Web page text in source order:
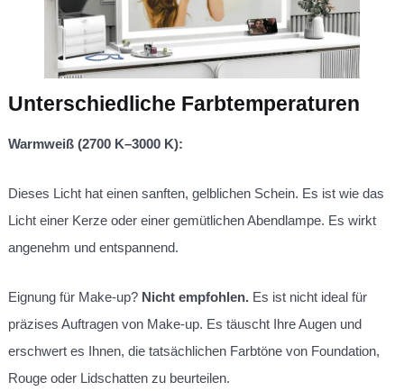
Unterschiedliche Farbtemperaturen
Warmweiß (2700 K–3000 K):
Dieses Licht hat einen sanften, gelblichen Schein. Es ist wie das
Licht einer Kerze oder einer gemütlichen Abendlampe. Es wirkt
angenehm und entspannend.
Eignung für Make-up? Nicht empfohlen. Es ist nicht ideal für
präzises Auftragen von Make-up. Es täuscht Ihre Augen und
erschwert es Ihnen, die tatsächlichen Farbtöne von Foundation,
Rouge oder Lidschatten zu beurteilen.